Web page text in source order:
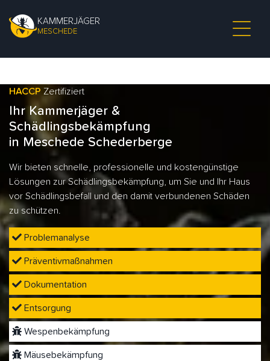
KAMMERJÄGER
MESCHEDE
HACCP Zertifiziert
Ihr Kammerjäger &
Schädlingsbekämpfung
in Meschede Schederberge
Wir bieten schnelle, professionelle und kostengünstige
Lösungen zur Schädlingsbekämpfung, um Sie und Ihr Haus
vor Schädlingsbefall und den damit verbundenen Schäden
zu schützen.
Problemanalyse
Präventivmaßnahmen
Dokumentation
Entsorgung
Wespenbekämpfung
Mäusebekämpfung